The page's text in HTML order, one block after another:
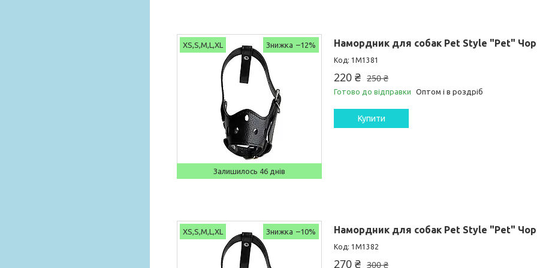
XS,S,M,L,XL –12%
Залишилось 46 днів
Намордник для собак Pet Style "Pet"
1M1381
250 ₴
220 ₴
Готово до відправки Оптом і в роздріб
Купити
XS,S,M,L,XL –10% Намордник для собак Pet Style "Pet"
1M1382
300 ₴
270 ₴